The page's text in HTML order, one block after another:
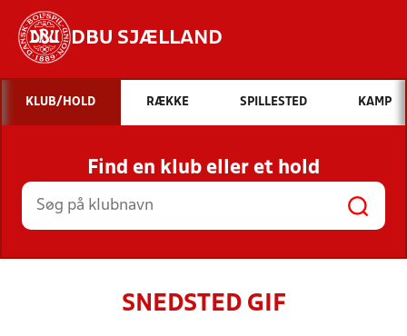
DBU SJÆLLAND
Hvad vil du søge efter?
INDHOLD OG NYHEDER
STILLINGER, RESULTATER, KLUBBER OG
HOLD
KLUB/HOLD RÆKKE SPILLESTED KAMP
Find en klub eller et hold
SNEDSTED GIF